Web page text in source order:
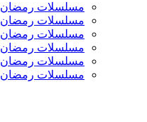
مسلسلات رمضان 2026
مسلسلات رمضان 2025
مسلسلات رمضان 2024
مسلسلات رمضان 2023
مسلسلات رمضان 2022
مسلسلات رمضان 2021